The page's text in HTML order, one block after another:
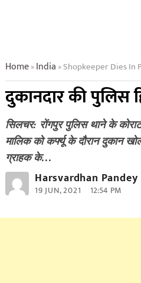
Home»India »Shopkeeper Dies In
दुकानदार की पुलिस
सिलचर: रोंगपुर पुलिस थाने के
मालिक को कर्फ्यू के दौरान दुकान
ग्राहक के…
Harsvardhan Pandey
19 JUN, 2021 12:54 PM